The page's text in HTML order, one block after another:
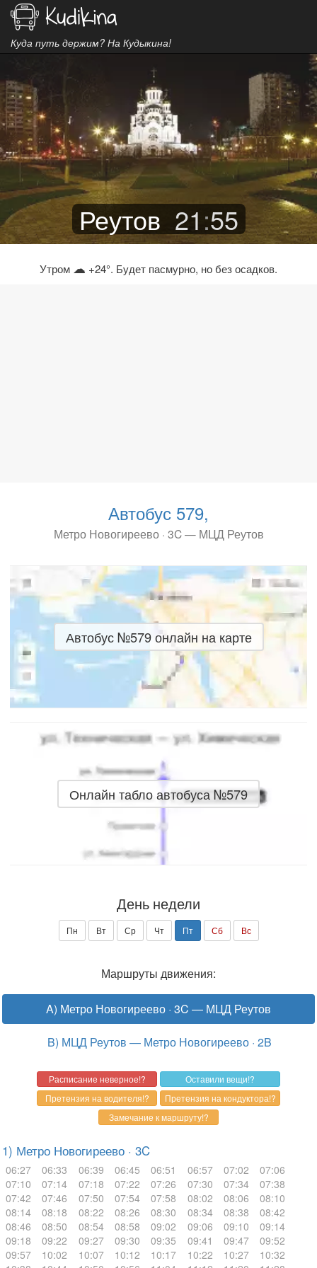
Куда путь держим? На Кудыкина!
Реутов 21:55
Утром ☁ +24°. Будет пасмурно, но без осадков.
Автобус 579,
Метро Новогиреево · 3C — МЦД Реутов
Автобус №579 онлайн на карте
Онлайн табло автобуса №579
День недели
Пн Вт Ср Чт Пт Сб Вс
Маршруты движения:
A) Метро Новогиреево · 3C — МЦД Реутов
B) МЦД Реутов — Метро Новогиреево · 2B
1) Метро Новогиреево · 3C
06:27 06:33 06:39 06:45 06:51 06:57 07:02
07:06
07:10
07:14 07:18 07:22 07:26 07:30 07:34
07:38
07:42
07:46 07:50 07:54 07:58 08:02 08:06
08:10
08:14
08:18 08:22 08:26 08:30 08:34 08:38
08:42
08:46
08:50 08:54 08:58 09:02 09:06 09:10
09:14
09:18
09:22 09:27 09:30 09:35 09:41 09:47
09:52
09:57
10:02 10:07 10:12 10:17 10:22 10:27
10:32